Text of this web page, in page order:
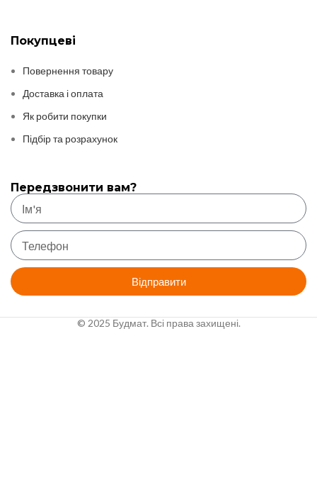
Покупцеві
Повернення товару
Доставка і оплата
Як робити покупки
Підбір та розрахунок
Передзвонити вам?
Відправити
© 2025 Будмат. Всі права захищені.